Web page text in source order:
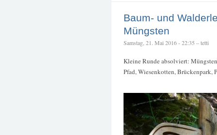
Baum- und
Müngsten
Samstag, 21. Mai 2016 - 22:35 – tetti
Kleine Runde absolviert:
Pfad, Wiesenkotten, Brückenpark,